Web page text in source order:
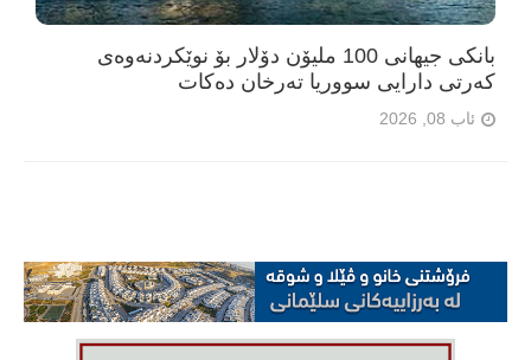
بانکی جیهانی 100 ملیۆن دۆلار بۆ نوێکردنەوەی
کەرتی دارایی سووریا تەرخان دەکات
ئاب 08, 2026